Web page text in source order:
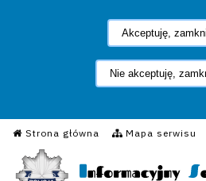
Akceptuję,
Nie akceptuję,
Strona główna Mapa serwisu
Informacyjny